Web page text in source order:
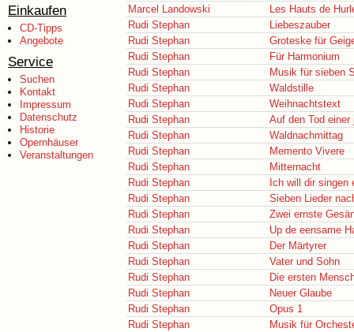
Einkaufen
CD-Tipps
Angebote
Service
Suchen
Kontakt
Impressum
Datenschutz
Historie
Opernhäuser
Veranstaltungen
Marcel Landowski
Les Hauts de
Rudi Stephan
Liebeszauber
Rudi Stephan
Groteske für
Rudi Stephan
Für Harmonium
Rudi Stephan
Musik für sieben
Rudi Stephan
Waldstille
Rudi Stephan
Weihnachtstext
Rudi Stephan
Auf den Tod einer
Rudi Stephan
Waldnachmittag
Rudi Stephan
Memento Vivere
Rudi Stephan
Mitternacht
Rudi Stephan
Ich will dir singen
Rudi Stephan
Sieben Lieder
Rudi Stephan
Zwei ernste
Rudi Stephan
Up de eensame
Rudi Stephan
Der Märtyrer
Rudi Stephan
Vater und Sohn
Rudi Stephan
Die ersten
Rudi Stephan
Neuer Glaube
Rudi Stephan
Opus 1
Rudi Stephan
Musik für